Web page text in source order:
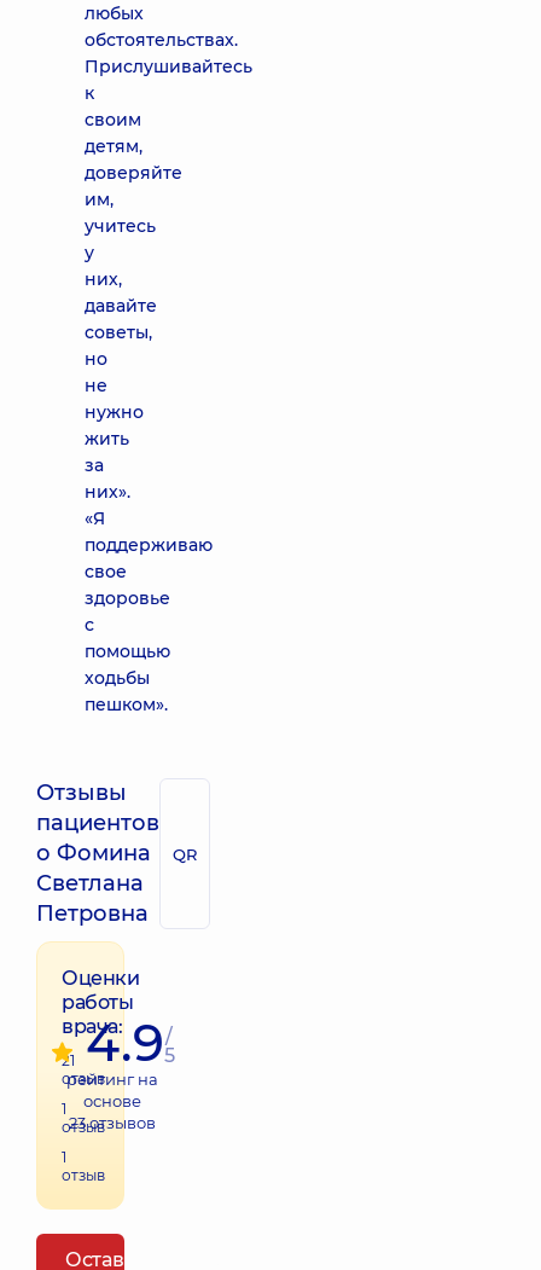
любых
обстоятельствах.
Прислушивайтесь
к
своим
детям,
доверяйте
им,
учитесь
у
них,
давайте
советы,
но
не
нужно
жить
за
них».
«Я
поддерживаю
свое
здоровье
с
помощью
ходьбы
пешком».
Отзывы
пациентов
о Фомина
Светлана
Петровна
QR
Оценки
работы
врача:
21
отзыв
1
отзыв
1
отзыв
4.9/
5
рейтинг на
основе
23отзывов
Оставить отзыв